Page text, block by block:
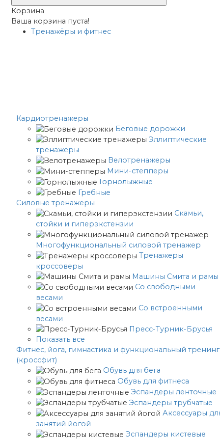
Корзина
Ваша корзина пуста!
Тренажёры и фитнес
Кардиотренажеры
Беговые дорожки
Эллиптические
тренажеры
Велотренажеры
Мини-степперы
Горнолыжные
Гребные
Cиловые тренажеры
Скамьи,
стойки и гиперэкстензии
Многофункциональный силовой тренажер
Тренажеры
кроссоверы
Машины Смита и рамы
Со свободными
весами
Со встроенными
весами
Пресс-Турник-Брусья
Показать все
Фитнес, йога, гимнастика и функциональный тренинг
(кроссфит)
Обувь для бега
Обувь для фитнеса
Эспандеры ленточные
Эспандеры трубчатые
Аксессуары
занятий йогой
Эспандеры кистевые